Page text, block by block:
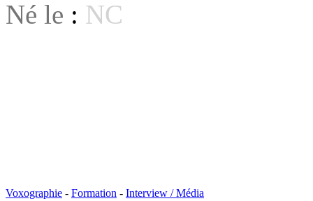
Né le : NC
Voxographie - Formation - Interview / Média